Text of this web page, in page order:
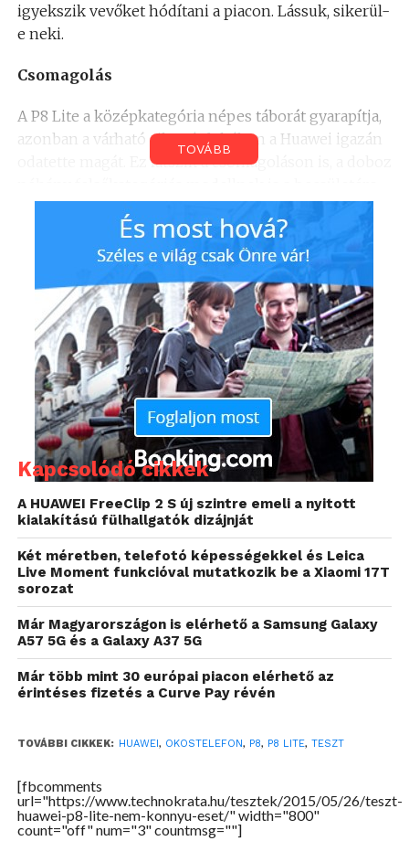
igyekszik vevőket hódítani a piacon. Lássuk, sikerül-
e neki.
Csomagolás
A P8 Lite a középkategória népes táborát gyarapítja,
azonban a várható siker érdekében a Huawei igazán
odatette magát. Ez látszik a csomagoláson is, a doboz
válna. Az oldalsó ragasztó eltávolítása után egyből a
tesztkészülék nézett velem farkasszemet. Mellette a
legfontosabb papírok és a SIM eltávolítására szolgáló
tűvel, míg alatta a headsettel, a töltővel és microUSB
kábellel találkoztam. Azért fontos megemlítenem,
hogy az általam kipróbált példány úgynevezett
tesztelői darab, azaz elképzelhető, hogy a végleges
csomagolás valamelyest eltér.
Külső
Szokás azzal vádolni az okostelefongyártókat, hogy
kifogytak az egyedi ötletekből. Ha csak a Huawei
újdonságát nézem, akkor ez bizony így is van,
hiszen első látásra nem sok érdekességet tartogat a
P8 Lite. Ettől eltekintve mégsem kritizálhatjuk a
telefont, hiszen az összhatás nagyon is jó!
TOVÁBB
Kapcsolódó cikkek
A HUAWEI FreeClip 2 S új szintre emeli a nyitott
kialakítású fülhallgatók dizájnját
Két méretben, telefotó képességekkel és Leica
Live Moment funkcióval mutatkozik be a Xiaomi 17T
sorozat
Már Magyarországon is elérhető a Samsung Galaxy
A57 5G és a Galaxy A37 5G
Már több mint 30 európai piacon elérhető az
érintéses fizetés a Curve Pay révén
TOVÁBBI CIKKEK: HUAWEI, OKOSTELEFON, P8, P8 LITE, TESZT
[fbcomments
url="https://www.technokrata.hu/tesztek/2015/05/26/teszt-
huawei-p8-lite-nem-konnyu-eset/" width="800"
count="off" num="3" countmsg=""]